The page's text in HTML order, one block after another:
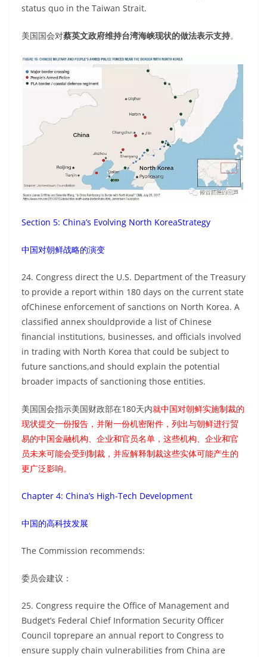
status quo in the Taiwan Strait.
美国国会对蔡英文政府维持台湾海峡现状的做法表示支持。
Section 5: China’s Evolving North KoreaStrategy
中国对朝鲜战略的演变
24. Congress direct the U.S. Department of the Treasury
to provide a report within 180 days on the current state
ofChinese enforcement of sanctions on North Korea. A
classified annex shouldprovide a list of Chinese
financial institutions, businesses, and officials involved
in trading with North Korea that could be subject to
future sanctions,and should explain the potential
broader impacts of sanctioning those entities.
美国国会指示美国财政部在180天内就中国对朝鲜实施制裁的
现状提交一份报告，并附一份机密附件，列出与朝鲜进行贸
易的中国金融机构、企业和官员名单，这些机构、企业和官
员未来可能会受到制裁，并应解释制裁这些实体可能产生的
更广泛影响。
Chapter 4: China’s High-Tech Development
中国的高科技发展
The Commission recommends:
委员会建议：
25. Congress require the Office of Management and
Budget’s Federal Chief Information Security Officer
Council toprepare an annual report to Congress to
ensure supply chain vulnerabilities from China are